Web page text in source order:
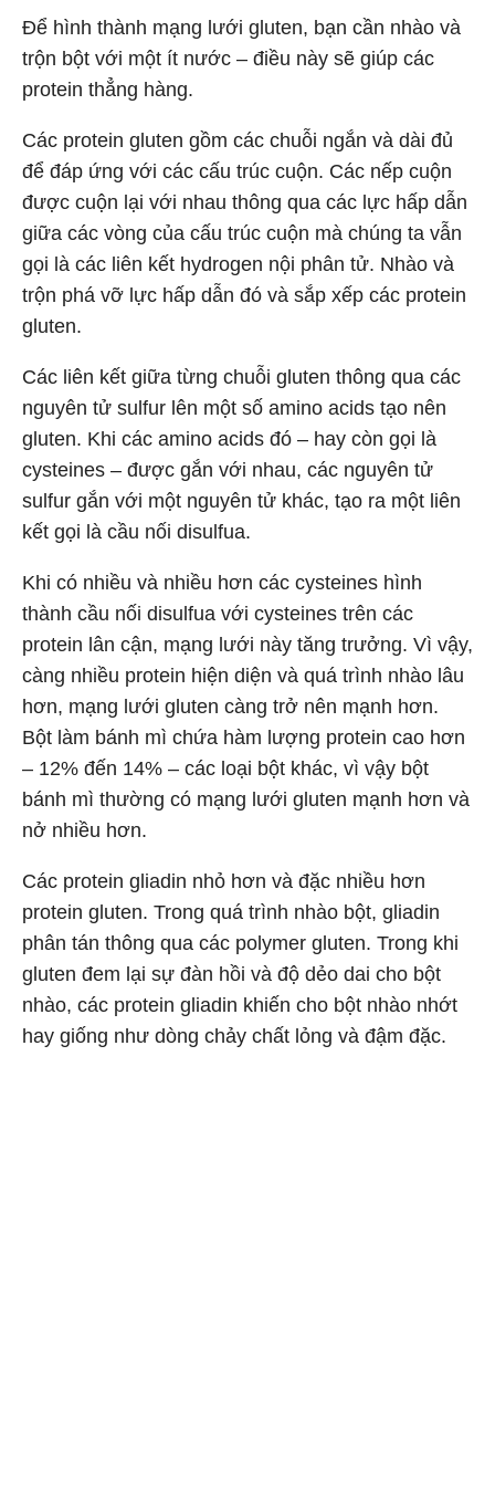
Để hình thành mạng lưới gluten, bạn cần nhào và
trộn bột với một ít nước – điều này sẽ giúp các
protein thẳng hàng.
Các protein gluten gồm các chuỗi ngắn và dài đủ
để đáp ứng với các cấu trúc cuộn. Các nếp cuộn
được cuộn lại với nhau thông qua các lực hấp dẫn
giữa các vòng của cấu trúc cuộn mà chúng ta vẫn
gọi là các liên kết hydrogen nội phân tử. Nhào và
trộn phá vỡ lực hấp dẫn đó và sắp xếp các protein
gluten.
Các liên kết giữa từng chuỗi gluten thông qua các
nguyên tử sulfur lên một số amino acids tạo nên
gluten. Khi các amino acids đó – hay còn gọi là
cysteines – được gắn với nhau, các nguyên tử
sulfur gắn với một nguyên tử khác, tạo ra một liên
kết gọi là cầu nối disulfua.
Khi có nhiều và nhiều hơn các cysteines hình
thành cầu nối disulfua với cysteines trên các
protein lân cận, mạng lưới này tăng trưởng. Vì vậy,
càng nhiều protein hiện diện và quá trình nhào lâu
hơn, mạng lưới gluten càng trở nên mạnh hơn.
Bột làm bánh mì chứa hàm lượng protein cao hơn
– 12% đến 14% – các loại bột khác, vì vậy bột
bánh mì thường có mạng lưới gluten mạnh hơn và
nở nhiều hơn.
Các protein gliadin nhỏ hơn và đặc nhiều hơn
protein gluten. Trong quá trình nhào bột, gliadin
phân tán thông qua các polymer gluten. Trong khi
gluten đem lại sự đàn hồi và độ dẻo dai cho bột
nhào, các protein gliadin khiến cho bột nhào nhớt
hay giống như dòng chảy chất lỏng và đậm đặc.